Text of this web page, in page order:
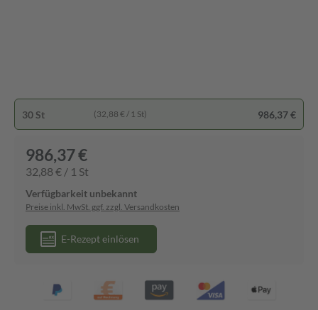
30 St (32,88 € / 1 St) 986,37 €
986,37 €
32,88 € / 1 St
Verfügbarkeit unbekannt
Preise inkl. MwSt. ggf. zzgl. Versandkosten
E-Rezept einlösen